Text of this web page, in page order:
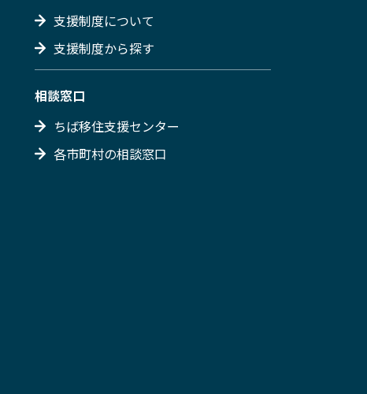
支援制度について
支援制度から探す
相談窓口
ちば移住支援センター
各市町村の相談窓口